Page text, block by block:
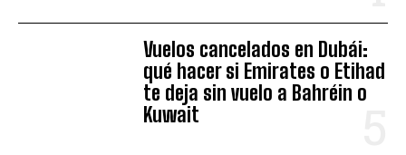
Vuelos cancelados en Dubái:
qué hacer si Emirates o Etihad
te deja sin vuelo a Bahréin o
Kuwait